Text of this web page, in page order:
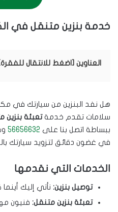
خدمة بنزين متنقل في
العناوين [اضغط للانتقال
هل نفد البنزين من سيارتك في
سلامات تقدم خدمةتعبئة بنزين
ببساطة اتصل بنا على 56656632
في غضون دقائق لتزويد سيارتك
الخدمات التي نقدمها
توصيل بنزين: نأتي إليك أينما
تعبئة بنزين متنقل: فنيون